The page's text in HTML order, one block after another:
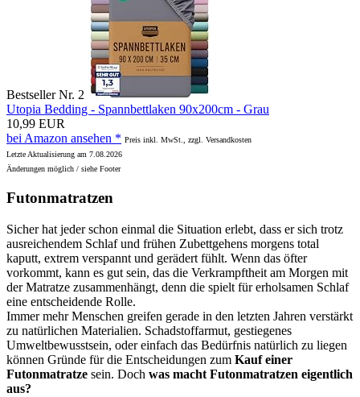
Bestseller Nr. 2
Utopia Bedding - Spannbettlaken 90x200cm - Grau
10,99 EUR
bei Amazon ansehen * Preis inkl. MwSt., zzgl. Versandkosten
Letzte Aktualisierung am 7.08.2026
Änderungen möglich / siehe Footer
Futonmatratzen
Sicher hat jeder schon einmal die Situation erlebt, dass er sich trotz
ausreichendem Schlaf und frühen Zubettgehens morgens total
kaputt, extrem verspannt und gerädert fühlt. Wenn das öfter
vorkommt, kann es gut sein, das die Verkrampftheit am Morgen mit
der Matratze zusammenhängt, denn die spielt für erholsamen Schlaf
eine entscheidende Rolle.
Immer mehr Menschen greifen gerade in den letzten Jahren verstärkt
zu natürlichen Materialien. Schadstoffarmut, gestiegenes
Umweltbewusstsein, oder einfach das Bedürfnis natürlich zu liegen
können Gründe für die Entscheidungen zum Kauf einer
Futonmatratze sein. Doch was macht Futonmatratzen eigentlich
aus?